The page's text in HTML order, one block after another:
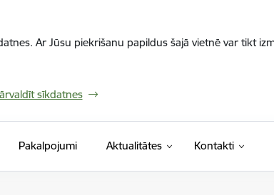
Ar Jūsu piekrišanu papildus šajā vietnē var tikt
sīkdatnes
Pakalpojumi Aktualitātes Kontakti